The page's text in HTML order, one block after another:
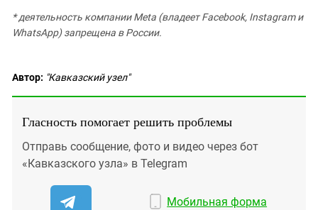
* деятельность компании Meta (владеет Facebook, Instagram и
WhatsApp) запрещена в России.
Автор: "Кавказский узел"
Гласность помогает решить проблемы
Отправь сообщение, фото и видео через бот
«Кавказского узла» в Telegram
Мобильная форма